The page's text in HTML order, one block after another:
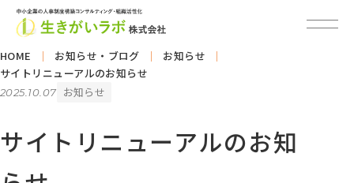
HOME お知らせ・ブログ
お知らせ
サイトリニューアルのお知らせ
2025.10.07 お知らせ
サイトリニューアルのお知